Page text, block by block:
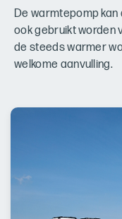
De warmtepomp
ook gebruikt worden
de steeds warmer
welkome aanvulling.